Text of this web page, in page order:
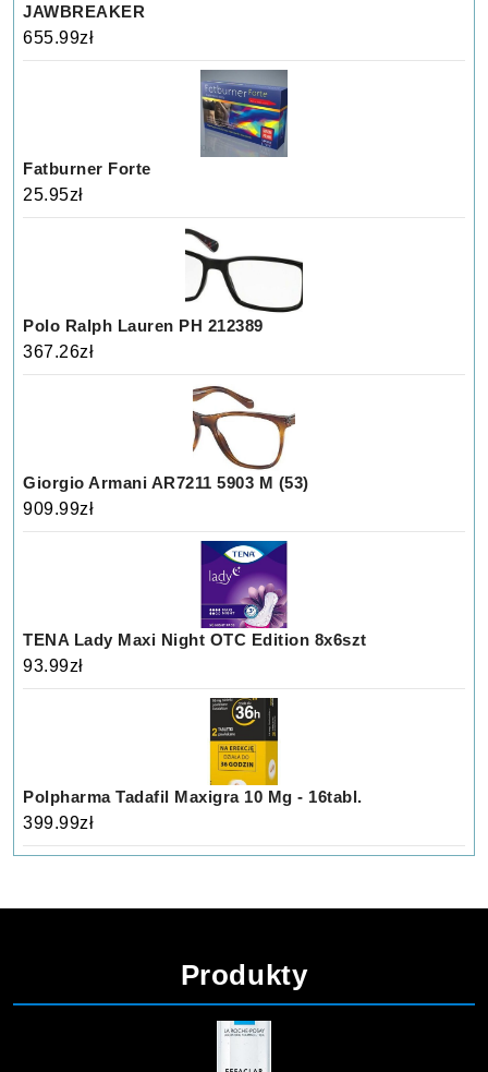
JAWBREAKER
655.99zł
Fatburner Forte
25.95zł
Polo Ralph Lauren PH 212389
367.26zł
Giorgio Armani AR7211 5903 M (53)
909.99zł
TENA Lady Maxi Night OTC Edition 8x6szt
93.99zł
Polpharma Tadafil Maxigra 10 Mg - 16tabl.
399.99zł
Produkty